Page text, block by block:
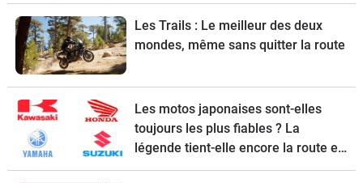
Les Trails : Le meilleur des deux
mondes, même sans quitter la route
Les motos japonaises sont-elles
toujours les plus fiables ? La
légende tient-elle encore la route en
2026 ?